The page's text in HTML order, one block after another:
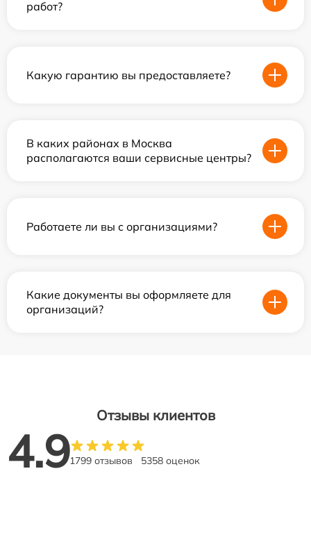
работ?
Какую гарантию вы предоставляете?
В каких районах в Москва
располагаются ваши сервисные центры?
Работаете ли вы с организациями?
Какие документы вы оформляете для
организаций?
Отзывы клиентов
4.91799 отзывов 5358 оценок